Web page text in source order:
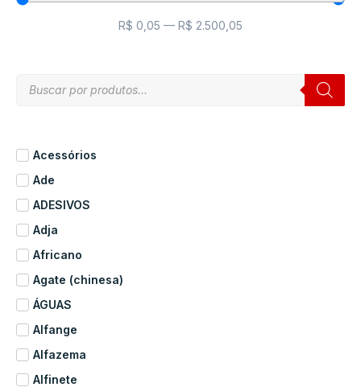
R$ 0,05 — R$ 2.500,05
Acessórios
Ade
ADESIVOS
Adja
Africano
Agate (chinesa)
ÁGUAS
Alfange
Alfazema
Alfinete